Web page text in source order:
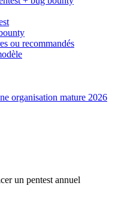
ou recommandés
organisation mature 2026
un pentest annuel